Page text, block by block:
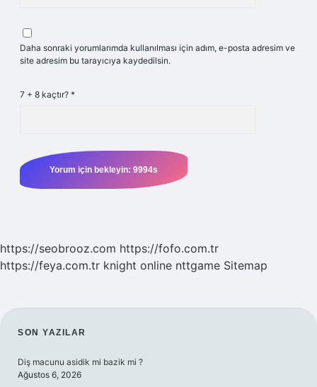
Daha sonraki yorumlarımda kullanılması için adım, e-posta adresim ve
site adresim bu tarayıcıya kaydedilsin.
7 + 8 kaçtır? *
https://seobrooz.com https://fofo.com.tr
https://feya.com.tr knight online nttgame Sitemap
SIDEBAR
SON YAZILAR
Diş macunu asidik mi bazik mi ?
Ağustos 6, 2026